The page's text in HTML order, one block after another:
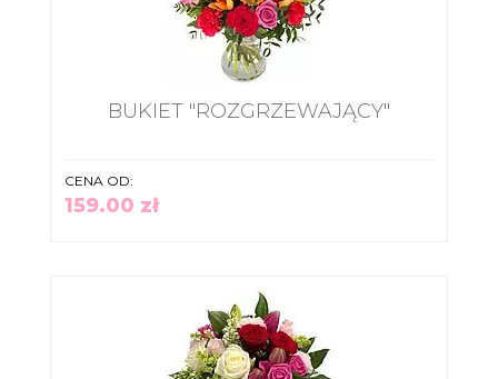
BUKIET "ROZGRZEWAJĄCY"
CENA OD:
159.00 zł